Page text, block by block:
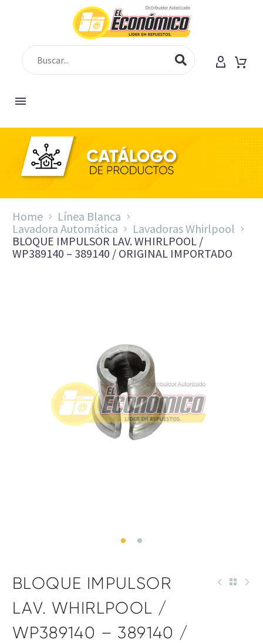
Home
Línea Blanca
Lavadora Automática
Lavadoras Whirlpool
BLOQUE IMPULSOR LAV. WHIRLPOOL /
WP389140 – 389140 / ORIGINAL IMPORTADO
BLOQUE IMPULSOR
LAV. WHIRLPOOL /
WP389140 – 389140 /